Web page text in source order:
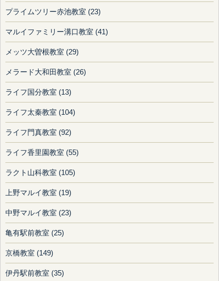
プライムツリー赤池教室 (23)
マルイファミリー溝口教室 (41)
メッツ大曽根教室 (29)
メラード大和田教室 (26)
ライフ国分教室 (13)
ライフ太秦教室 (104)
ライフ門真教室 (92)
ライフ香里園教室 (55)
ラクト山科教室 (105)
上野マルイ教室 (19)
中野マルイ教室 (23)
亀有駅前教室 (25)
京橋教室 (149)
伊丹駅前教室 (35)